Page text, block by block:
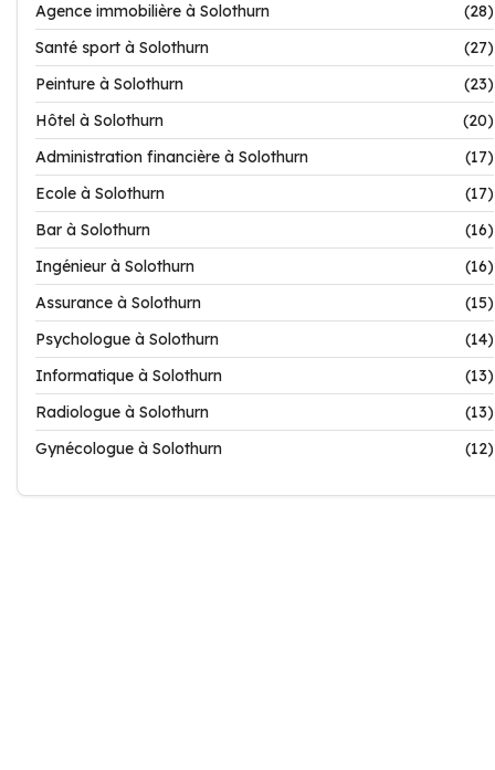
Agence immobilière à Solothurn
(28)
Santé sport à Solothurn
(27)
Peinture à Solothurn
(23)
Hôtel à Solothurn
(20)
Administration financière à Solothurn
(17)
Ecole à Solothurn
(17)
Bar à Solothurn
(16)
Ingénieur à Solothurn
(16)
Assurance à Solothurn
(15)
Psychologue à Solothurn
(14)
Informatique à Solothurn
(13)
Radiologue à Solothurn
(13)
Gynécologue à Solothurn
(12)